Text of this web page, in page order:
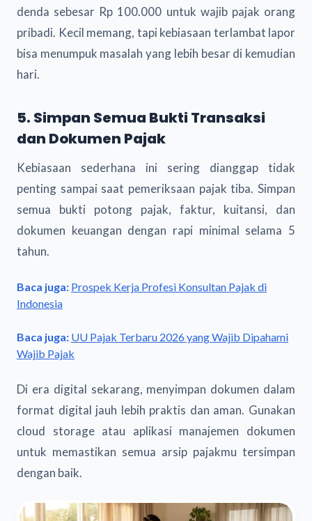
denda sebesar Rp 100.000 untuk wajib pajak orang
pribadi. Kecil memang, tapi kebiasaan terlambat lapor
bisa menumpuk masalah yang lebih besar di kemudian
hari.
5. Simpan Semua Bukti Transaksi
dan Dokumen Pajak
Kebiasaan sederhana ini sering dianggap tidak
penting sampai saat pemeriksaan pajak tiba. Simpan
semua bukti potong pajak, faktur, kuitansi, dan
dokumen keuangan dengan rapi minimal selama 5
tahun.
Baca juga: Prospek Kerja Profesi Konsultan Pajak di
Indonesia
Baca juga: UU Pajak Terbaru 2026 yang Wajib Dipahami
Wajib Pajak
Di era digital sekarang, menyimpan dokumen dalam
format digital jauh lebih praktis dan aman. Gunakan
cloud storage atau aplikasi manajemen dokumen
untuk memastikan semua arsip pajakmu tersimpan
dengan baik.